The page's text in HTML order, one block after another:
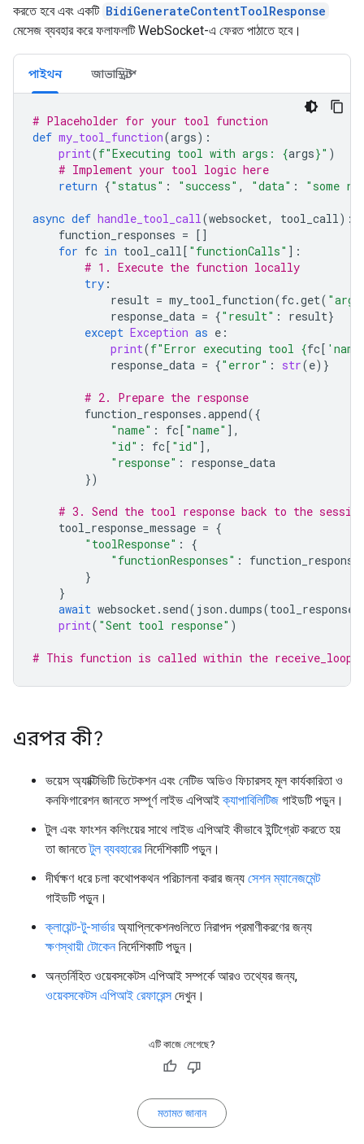
করতে হবে এবং একটি BidiGenerateContentToolResponse
মেসেজ ব্যবহার করে ফলাফলটি WebSocket-এ ফেরত পাঠাতে হবে।
পাইথন জাভাস্ক্রিপ্ট
# Placeholder for your tool function
def my_tool_function(args):
print(f"Executing tool with args: {args}" )
# Implement your tool logic here
return {"status" : "success" , "data" : "some
async def handle_tool_call(websocket, tool_call):
function_responses = []
for fc in tool_call[ "functionCalls" ]:
# 1. Execute the function locally
try :
result = my_tool_function(fc.get(
response_data = {"result" : result}
except Exception as e :
print(f"Error executing tool {fc[
response_data = {"error" : str(e)}
# 2. Prepare the response
function_responses .append({
"name" : fc[ "name" ],
"id" : fc[ "id" ],
"response" :
response_data
})
# 3. Send the tool response back to the session
tool_response_message = {
"toolResponse" :
{
"functionResponses" :
}
}
await websocket. send( json .dumps(
print( "Sent tool response" )
# This function is called within the receive_loop
এরপর কী?
ভয়েস অ্যাক্টিভিটি ডিটেকশন এবং নেটিভ অডিও ফিচারসহ মূল কার্যকারিতা ও
কনফিগারেশন জানতে সম্পূর্ণ লাইভ এপিআইক্যাপাবিলিটিজ গাইডটি পড়ুন।
টুল এবং ফাংশন কলিংয়ের সাথে লাইভ এপিআই কীভাবে ইন্টিগ্রেট করতে হয়
তা জানতেটুল ব্যবহারেরনির্দেশিকাটি পড়ুন।
দীর্ঘক্ষণ ধরে চলা কথোপকথন পরিচালনা করার জন্য সেশন ম্যানেজমেন্ট
গাইডটি পড়ুন।
ক্লায়েন্ট-টু-সার্ভারঅ্যাপ্লিকেশনগুলিতে নিরাপদ প্রমাণীকরণের জন্য
ক্ষণস্থায়ী টোকেননির্দেশিকাটি পড়ুন।
অন্তর্নিহিত ওয়েবসকেটস এপিআই সম্পর্কে আরও তথ্যের জন্য,
ওয়েবসকেটস এপিআই রেফারেন্সদেখুন।
এটি কাজে লেগেছে?
মতামত জানান